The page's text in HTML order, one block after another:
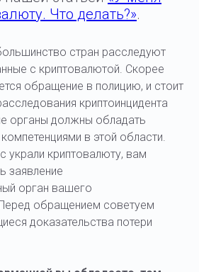
Что делать?».
стран расследуют
с криптовалютой. Скорее
обращение в полицию, и стоит
криптоинцидента
органы должны обладать
в этой области.
украли криптовалюту, вам
заявление
орган вашего
обращением советуем
доказательства потери